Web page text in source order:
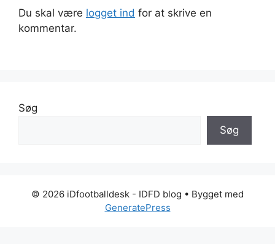
Du skal være logget ind for at skrive en
kommentar.
Søg
Søg
© 2026 iDfootballdesk - IDFD blog • Bygget med
GeneratePress